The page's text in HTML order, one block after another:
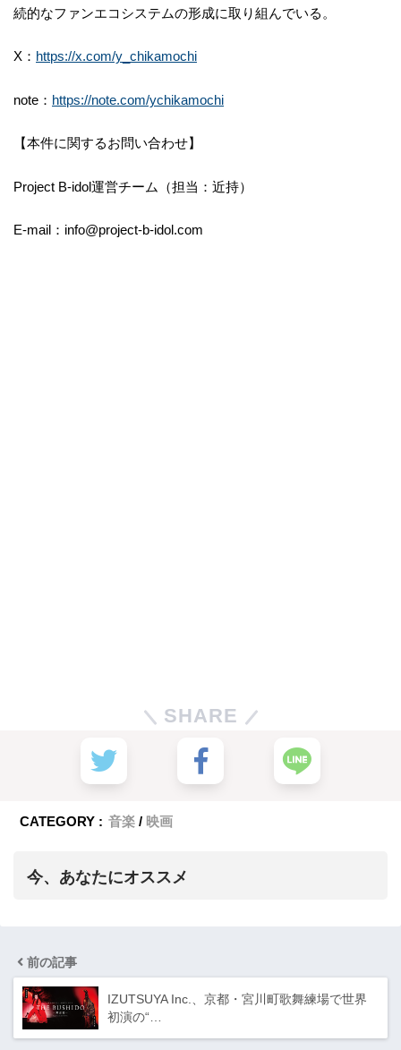
続的なファンエコシステムの形成に取り組んでいる。
X： https://x.com/y_chikamochi
note： https://note.com/ychikamochi
【本件に関するお問い合わせ】
Project B-idol運営チーム（担当：近持）
E-mail：info@project-b-idol.com
SHARE
CATEGORY : 音楽 映画
今、あなたにオススメ
前の記事
IZUTSUYA Inc.、京都・宮川町歌舞練場で世界
初演の“…